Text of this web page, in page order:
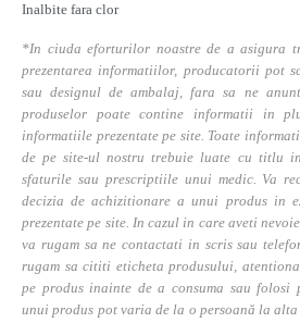
Inalbite fara clor
*In ciuda eforturilor noastre de a asigura
prezentarea informatiilor, producatorii pot
sau designul de ambalaj, fara sa ne
produselor poate contine informatii in
informatiile prezentate pe site. Toate
de pe site-ul nostru trebuie luate cu titlu
sfaturile sau prescriptiile unui medic. Va
decizia de achizitionare a unui produs in
prezentate pe site. In cazul in care aveti
va rugam sa ne contactati in scris sau
rugam sa cititi eticheta produsului,
pe produs inainte de a consuma sau folosi
unui produs pot varia de la o persoană la